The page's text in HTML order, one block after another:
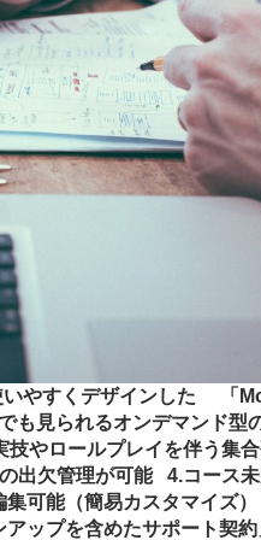
いやすくデザインした 「
見られるオンデマンド型
やロールプレイを伴う集合
欠管理が可能 4.コース
可能（簡易カスタマイズ
ップを含めたサポート契約